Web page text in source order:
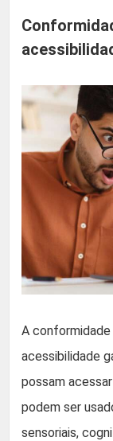
A
acessibilidade
possam
podem ser
sensoriais,